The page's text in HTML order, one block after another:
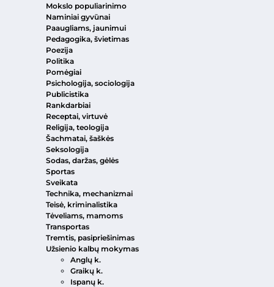
Mokslo populiarinimo
Naminiai gyvūnai
Paaugliams, jaunimui
Pedagogika, švietimas
Poezija
Politika
Pomėgiai
Psichologija, sociologija
Publicistika
Rankdarbiai
Receptai, virtuvė
Religija, teologija
Šachmatai, šaškės
Seksologija
Sodas, daržas, gėlės
Sportas
Sveikata
Technika, mechanizmai
Teisė, kriminalistika
Tėveliams, mamoms
Transportas
Tremtis, pasipriešinimas
Užsienio kalbų mokymas
Anglų k.
Graikų k.
Ispanų k.